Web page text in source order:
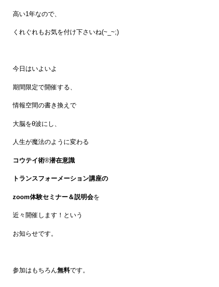
高い1年なので、
くれぐれもお気を付け下さいね(~_~;)
今日はいよいよ
期間限定で開催する、
情報空間の書き換えで
大脳をθ波にし、
人生が魔法のように変わる
コウテイ術®潜在意識
トランスフォーメーション講座の
zoom体験セミナー＆説明会を
近々開催します！という
お知らせです。
参加はもちろん無料です。